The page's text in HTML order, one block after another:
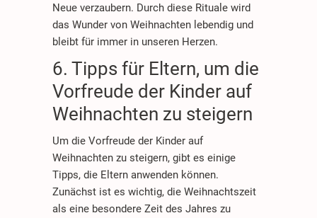
Neue verzaubern. Durch diese Rituale wird
das Wunder von Weihnachten lebendig und
bleibt für immer in unseren Herzen.
6. Tipps für Eltern, um die
Vorfreude der Kinder auf
Weihnachten zu steigern
Um die Vorfreude der Kinder auf
Weihnachten zu steigern, gibt es einige
Tipps, die Eltern anwenden können.
Zunächst ist es wichtig, die Weihnachtszeit
als eine besondere Zeit des Jahres zu